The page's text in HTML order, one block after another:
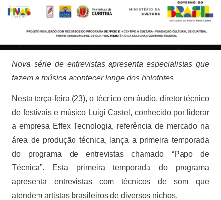
Nova série de entrevistas apresenta especialistas que
fazem a música acontecer longe dos holofotes
Nesta terça-feira (23), o técnico em áudio, diretor técnico
de festivais e músico Luigi Castel, conhecido por liderar
a empresa Effex Tecnologia, referência de mercado na
área de produção técnica, lança a primeira temporada
do programa de entrevistas chamado “Papo de
Técnica”. Esta primeira temporada do programa
apresenta entrevistas com técnicos de som que
atendem artistas brasileiros de diversos nichos.